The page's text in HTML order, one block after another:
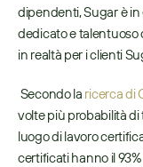
dipendenti, Sugar è
dedicato e talentuoso
in realtà per i clienti
Secondo la ricerca di
volte più probabilità
luogo di lavoro
certificati hanno il